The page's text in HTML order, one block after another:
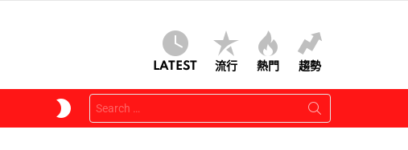
LATEST 流行 熱門 趨勢
SKIN
Search
for: